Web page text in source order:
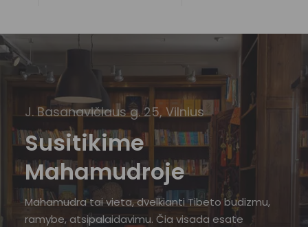
J. Basanavičiaus g. 25, Vilnius
Susitikime
Mahamudroje
Mahamudra tai vieta, dvelkianti Tibeto budizmu,
ramybe, atsipalaidavimu. Čia visada esate